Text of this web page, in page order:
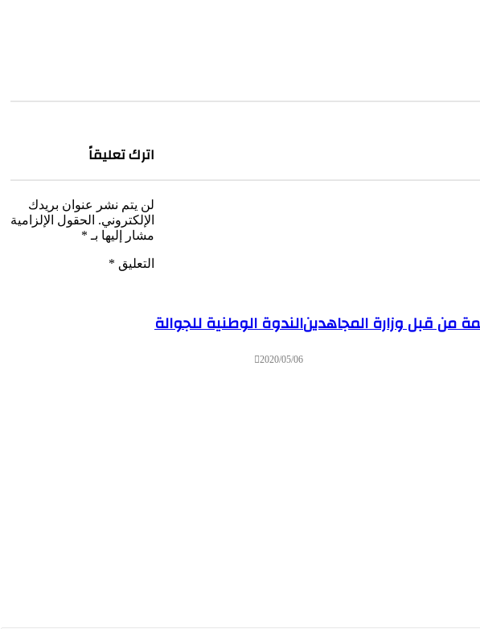
من قبل وزارة المجاهدينالندوة الوطنية للجوالة
2020/05/06
اترك تعليقاً
لن يتم نشر عنوان بريدك
الإلكتروني. الحقول الإلزامية
مشار إليها بـ *
التعليق *